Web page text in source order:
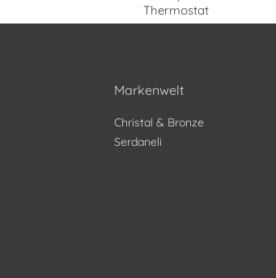
Thermostat
Markenwelt
Christal & Bronze
Serdaneli